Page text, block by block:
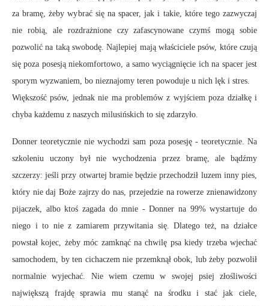
za bramę, żeby wybrać się na spacer, jak i takie, które tego zazwyczaj
nie robią, ale rozdrażnione czy zafascynowane czymś mogą sobie
pozwolić na taką swobodę. Najlepiej mają właściciele psów, które czują
się poza posesją niekomfortowo, a samo wyciągnięcie ich na spacer jest
sporym wyzwaniem, bo nieznajomy teren powoduje u nich lęk i stres.
Większość psów, jednak nie ma problemów z wyjściem poza działkę i
chyba każdemu z naszych milusińskich to się zdarzyło.
Donner teoretycznie nie wychodzi sam poza posesję - teoretycznie. Na
szkoleniu uczony był nie wychodzenia przez bramę, ale bądźmy
szczerzy: jeśli przy otwartej bramie będzie przechodził luzem inny pies,
który nie daj Boże zajrzy do nas, przejedzie na rowerze znienawidzony
pijaczek, albo ktoś zagada do mnie - Donner na 99% wystartuje do
niego i to nie z zamiarem przywitania się. Dlatego też, na działce
powstał kojec, żeby móc zamknąć na chwilę psa kiedy trzeba wjechać
samochodem, by ten cichaczem nie przemknął obok, lub żeby pozwolił
normalnie wyjechać. Nie wiem czemu w swojej psiej złośliwości
największą frajdę sprawia mu stanąć na środku i stać jak ciele,